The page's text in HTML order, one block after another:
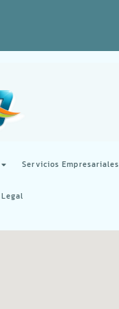
Servicios Empresariales